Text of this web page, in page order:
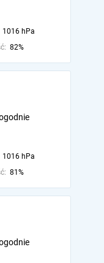
1016 hPa
82%
1016 hPa
81%